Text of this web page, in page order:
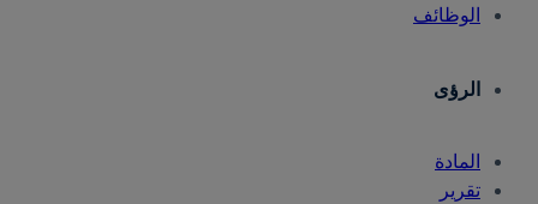
الوظائف
الرؤى
المادة
تقرير